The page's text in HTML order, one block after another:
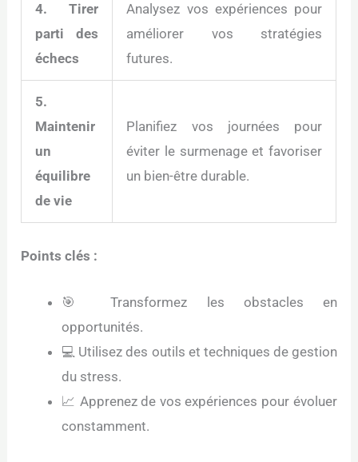
4. Tirer
parti des
échecs
Analysez vos expériences pour
améliorer vos stratégies
futures.
5.
Maintenir
un
équilibre
de vie
Planifiez vos journées pour
éviter le surmenage et favoriser
un bien-être durable.
Points clés :
🎯 Transformez les obstacles en
opportunités.
💻 Utilisez des outils et techniques de gestion
du stress.
📈 Apprenez de vos expériences pour évoluer
constamment.